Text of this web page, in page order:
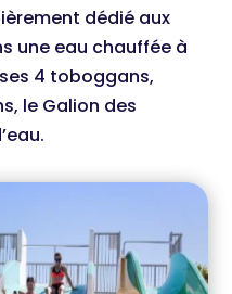
dédié aux
une eau chauffée à
4 toboggans,
le Galion des